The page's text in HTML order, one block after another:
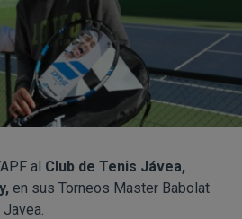
al Club de Tenis Jávea,
en sus Torneos Master Babolat